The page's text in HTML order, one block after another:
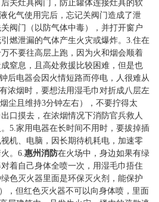
关灶具阀门，防止罐体连接灶具的软
化气使用完后，忘记关阀门造成了泄
阀门（以防气体中毒），并打开窗户
燃泄漏的气体产生火灾或爆炸。3.住在
不要往高层上跑，因为火和烟会顺着
窒息，且高处救援比较困难，但是也
后电器会因火情短路而停电，人很难从
浓烟时，要想法用湿毛巾对折成八层左
尘且维持3分钟左右），不要拧得太
口摸去，在浓烟情况下消防官兵救人
5.家用电器在长时间不用时，要拔掉插
机、电脑，因长期待机耗电，加速零
。6. 惠州消防在火场中，身边如果有绿
着自己身体全喷一次，用湿毛巾捂住
色灭火器里面是环保灭火剂，能保护
，但红色灭火器不可以向身体喷，里面